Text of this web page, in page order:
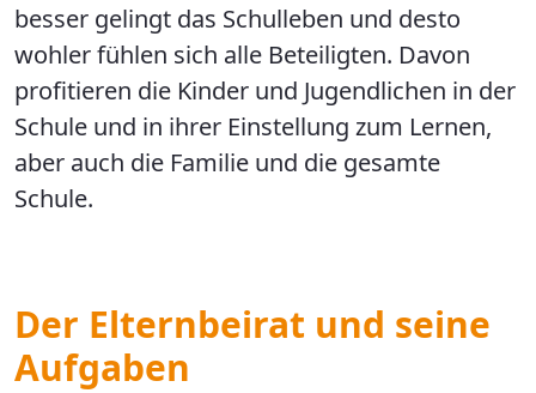
besser gelingt das Schulleben und desto
wohler fühlen sich alle Beteiligten. Davon
profitieren die Kinder und Jugendlichen in der
Schule und in ihrer Einstellung zum Lernen,
aber auch die Familie und die gesamte
Schule.
Der Elternbeirat und seine
Aufgaben